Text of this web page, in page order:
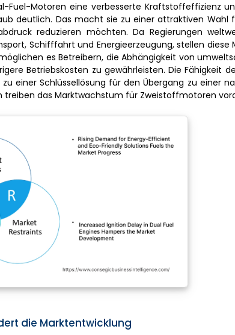
Fuel-Motoren eine verbesserte Kraftstoffeffizienz
deutlich. Das macht sie zu einer attraktiven Wahl
reduzieren möchten. Da Regierungen
Schifffahrt und Energieerzeugung, stellen diese
es Betreibern, die Abhängigkeit von
Betriebskosten zu gewährleisten. Die Fähigkeit
einer Schlüssellösung für den Übergang zu einer
das Marktwachstum für Zweistoffmotoren
die Marktentwicklung